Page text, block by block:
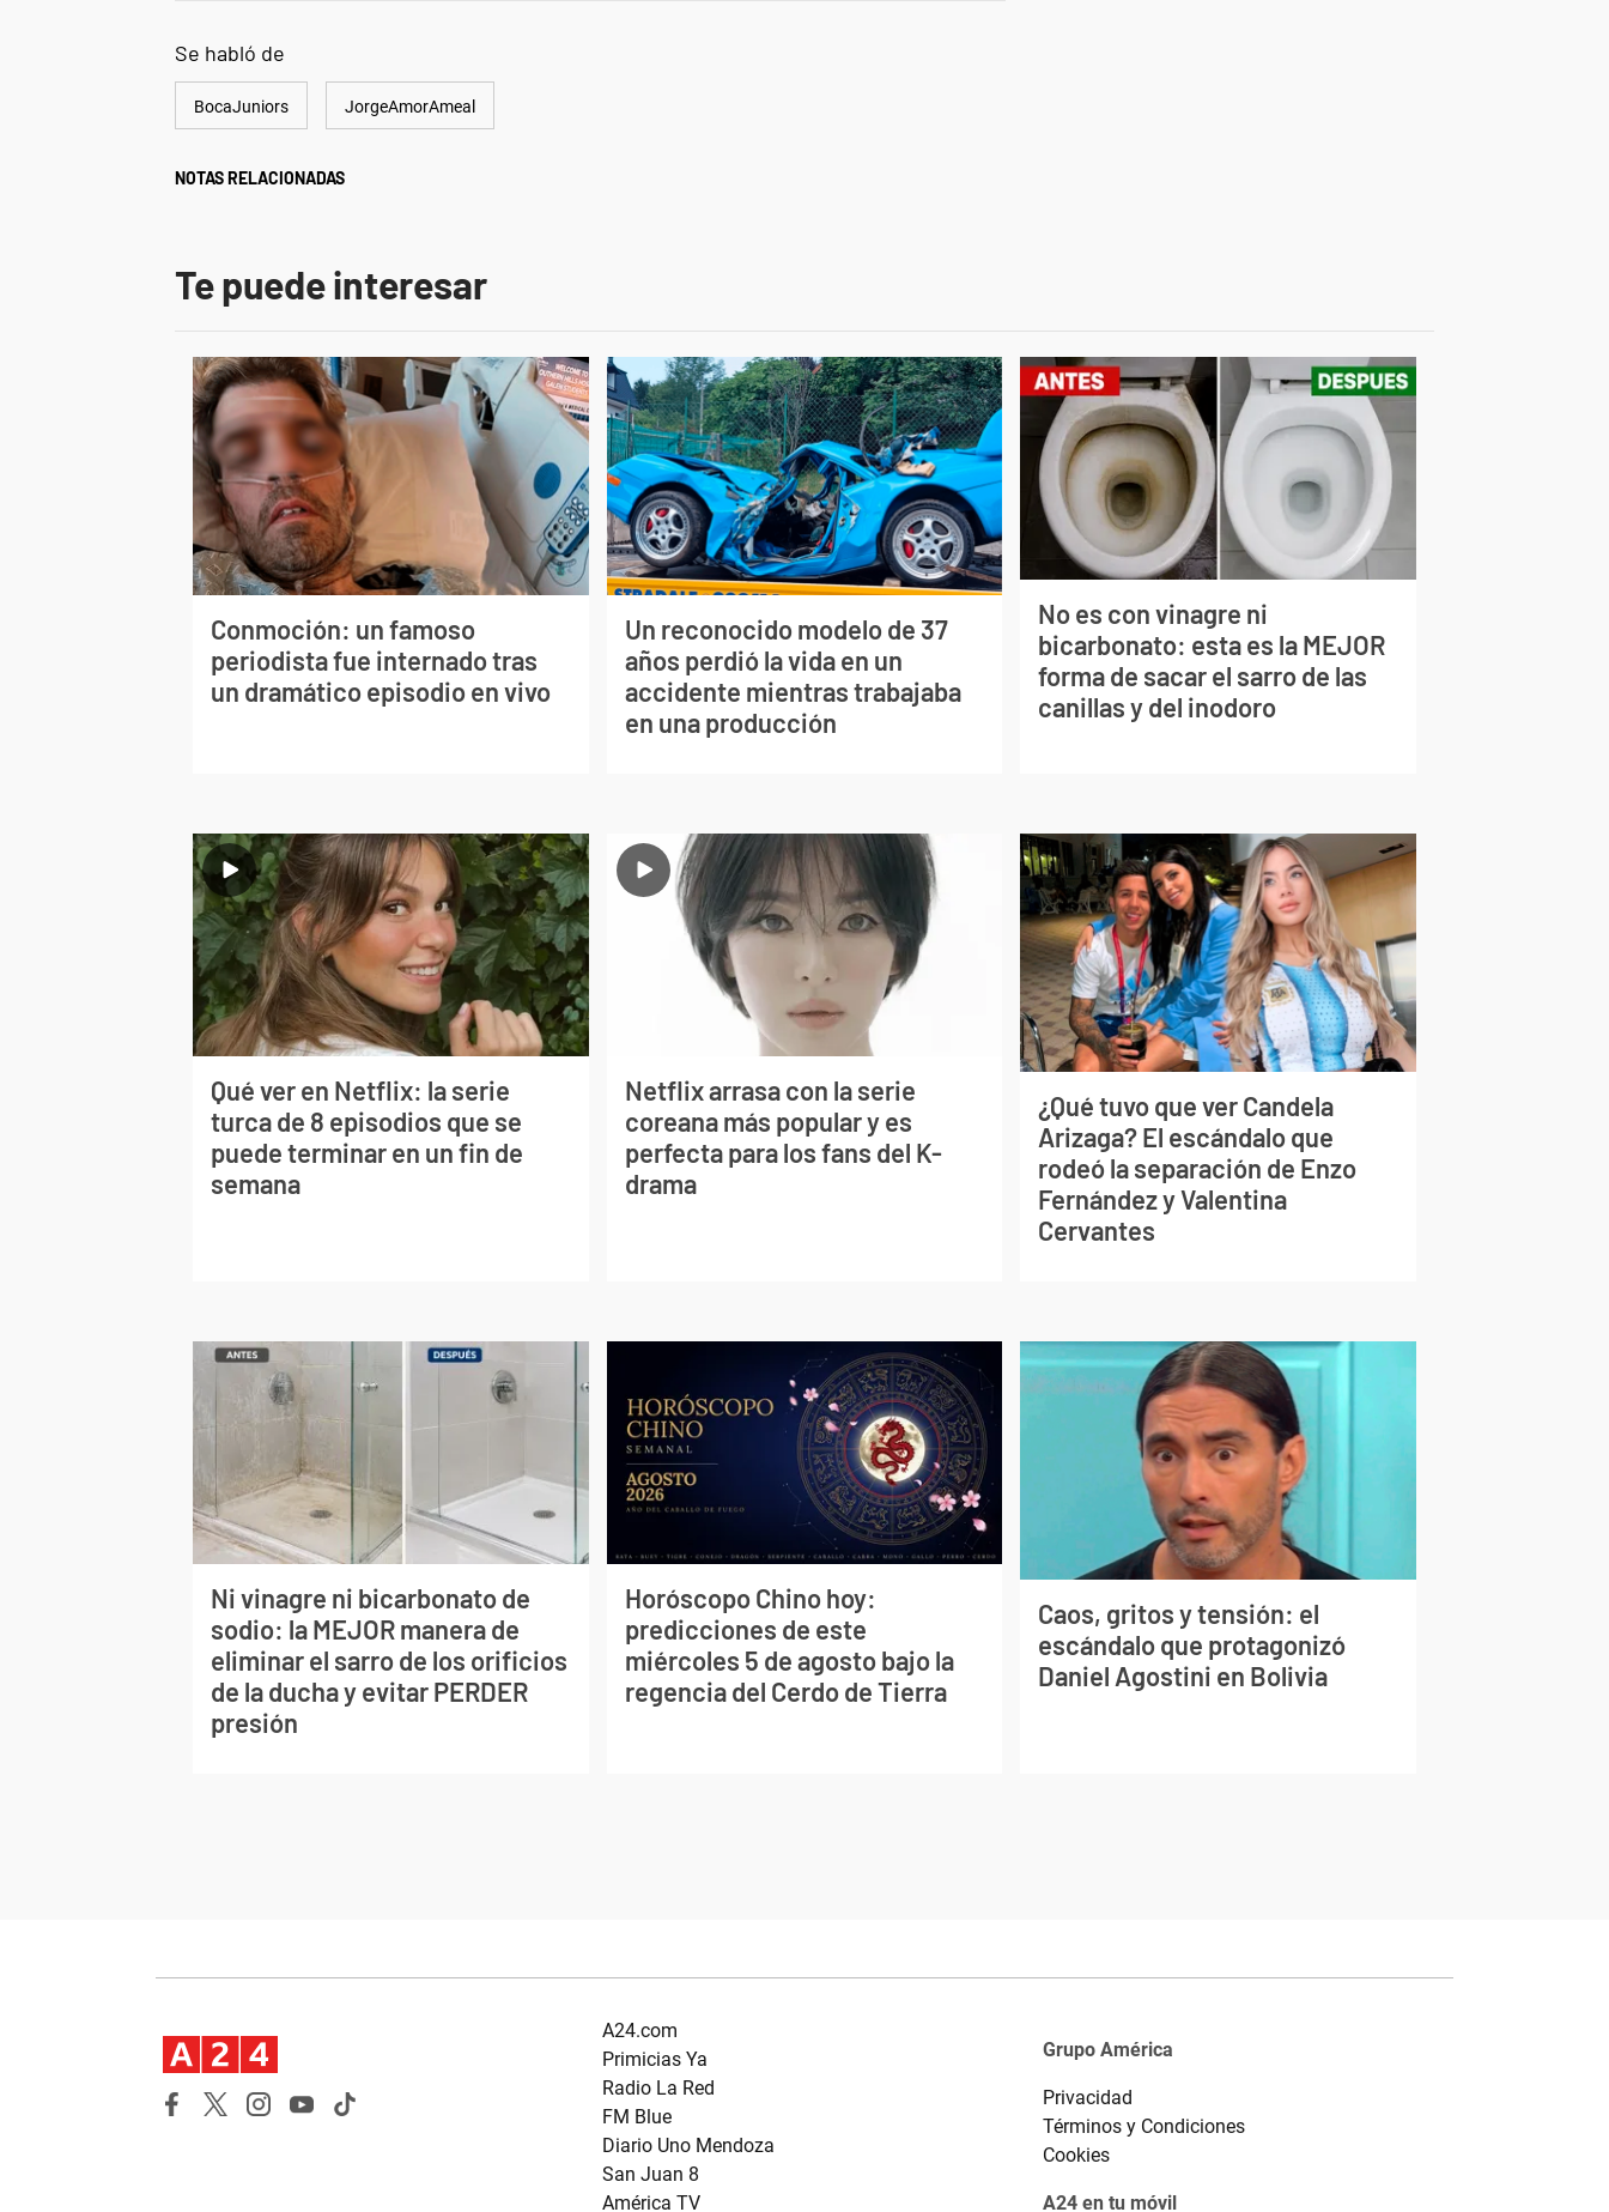
Se habló de
BocaJuniors JorgeAmorAmeal
NOTAS RELACIONADAS
Te puede interesar
Conmoción: un famoso
periodista fue internado tras
un dramático episodio en vivo
Un reconocido modelo de 37
años perdió la vida en un
accidente mientras trabajaba
en una producción
No es con vinagre ni
bicarbonato: esta es la MEJOR
forma de sacar el sarro de las
canillas y del inodoro
Qué ver en Netflix: la serie
turca de 8 episodios que se
puede terminar en un fin de
semana
Netflix arrasa con la serie
coreana más popular y es
perfecta para los fans del K-
drama
¿Qué tuvo que ver Candela
Arizaga? El escándalo que
rodeó la separación de Enzo
Fernández y Valentina
Cervantes
Ni vinagre ni bicarbonato de
sodio: la MEJOR manera de
eliminar el sarro de los orificios
de la ducha y evitar PERDER
presión
Horóscopo Chino hoy:
predicciones de este
miércoles 5 de agosto bajo la
regencia del Cerdo de Tierra
Caos, gritos y tensión: el
escándalo que protagonizó
Daniel Agostini en Bolivia
A24.com
Primicias Ya
Radio La Red
FM Blue
Diario Uno Mendoza
San Juan 8
América TV
Grupo América
Privacidad
Términos y Condiciones
Cookies
A24 en tu móvil